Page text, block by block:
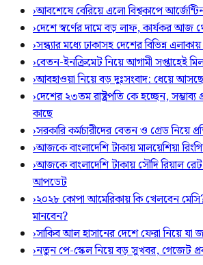
›আবশেষে বেরিয়ে এলো বিশ্বকাপে
›দেশে স্বর্ণের দামে বড় লাফ, কার্যকর
›সন্ধ্যার মধ্যে ঢাকাসহ দেশের বিভিন্ন এলাকায়
›বেতন-ইনক্রিমেট নিয়ে আগামী সপ্তাহেই
›আবহাওয়া নিয়ে বড় দুঃসংবাদ: ধেয়ে আসছে
›দেশের ২৩তম রাষ্ট্রপতি কে হচ্ছেন, সম্ভাব্য
কাছে
›সরকারি কর্মচারীদের বেতন ও গ্রেড নিয়ে
›আজকে বাংলাদেশি টাকায় মালয়েশিয়া
›আজকে বাংলাদেশি টাকায় সৌদি রিয়াল
আপডেট
›২০২৮ কোপা আমেরিকায় কি খেলবেন
মানবেন?
›সাকিব আল হাসানের দেশে ফেরা নিয়ে যা
›নতুন পে-স্কেল নিয়ে বড় সুখবর, গেজেট